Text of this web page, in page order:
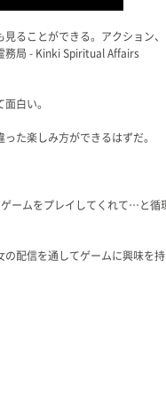
ることができる。アクション
務局 - Kinki Spiritual Affairs
白い。
た楽しみ方ができるはずだ。
ームをプレイしてくれて…と循
配信を通してゲームに興味を